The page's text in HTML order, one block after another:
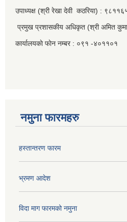
उपाध्यक्ष (श्री रेखा देवी कठरिया) :
प्रमुख प्रशासकीय अधिकृत (श्री अमित
कार्यालयकाे फाेन नम्बर : ०९१ -४०११०१
नमुना फारमहरु
हस्तान्तरण फारम
भ्रमण आदेश
विदा माग फारमको नमुना